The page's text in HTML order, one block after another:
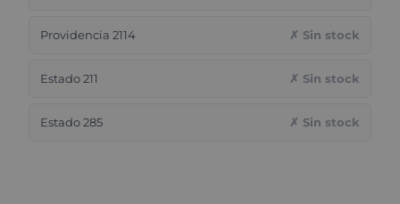
Providencia 2114 ✗ Sin stock
Estado 211 ✗ Sin stock
Estado 285 ✗ Sin stock